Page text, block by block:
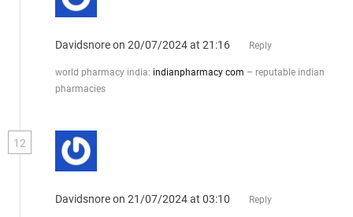
Davidsnoreon 20/07/2024 at 21:16 Reply
world pharmacy india: indianpharmacy com – reputable indian
pharmacies
12
Davidsnoreon 21/07/2024 at 03:10 Reply